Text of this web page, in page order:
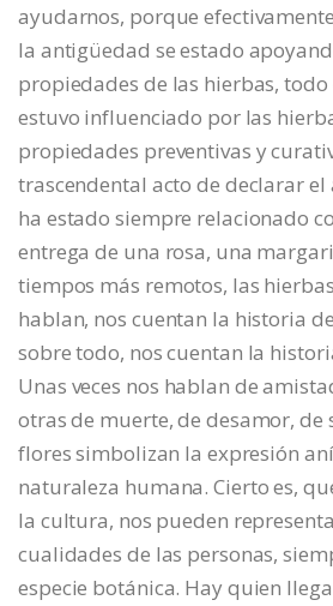
ayudarnos, porque
la antigüedad se estado
propiedades de las hierbas,
estuvo influenciado por las
propiedades preventivas y
trascendental acto de declarar
ha estado siempre relacionado
entrega de una rosa, una
tiempos más remotos, las
hablan, nos cuentan la historia
sobre todo, nos cuentan la
Unas veces nos hablan de
otras de muerte, de desamor,
flores simbolizan la expresión
naturaleza humana. Cierto es,
la cultura, nos pueden
cualidades de las personas,
especie botánica. Hay quien